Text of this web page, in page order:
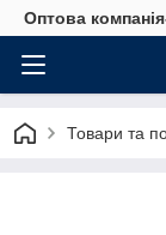
Оптова
Товари та